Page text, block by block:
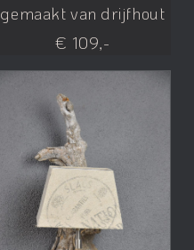
gemaakt van drijfhout
€ 109,-